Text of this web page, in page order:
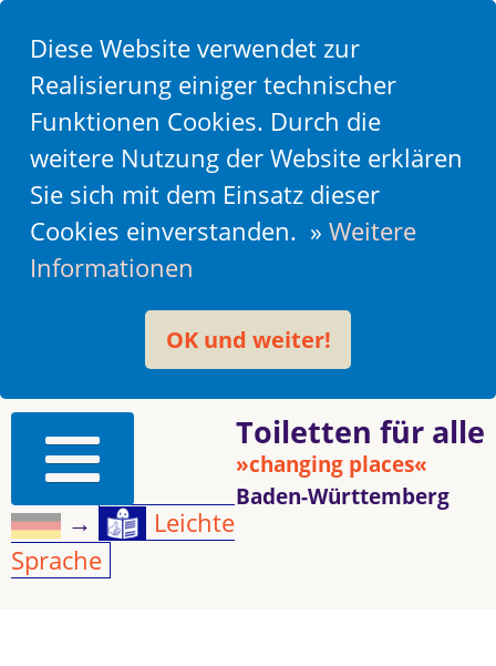
Diese Website verwendet zur
Realisierung einiger technischer
Funktionen Cookies. Durch die
weitere Nutzung der Website erklären
Sie sich mit dem Einsatz dieser
Cookies einverstanden. » Weitere
Informationen
OK und weiter!
Toiletten für alle
»changing places«
Baden-Württemberg
→
Leichte
Sprache